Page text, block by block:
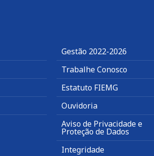
Gestão 2022-2026
Trabalhe Conosco
Estatuto FIEMG
Ouvidoria
Aviso de Privacidade e
Proteção de Dados
Integridade